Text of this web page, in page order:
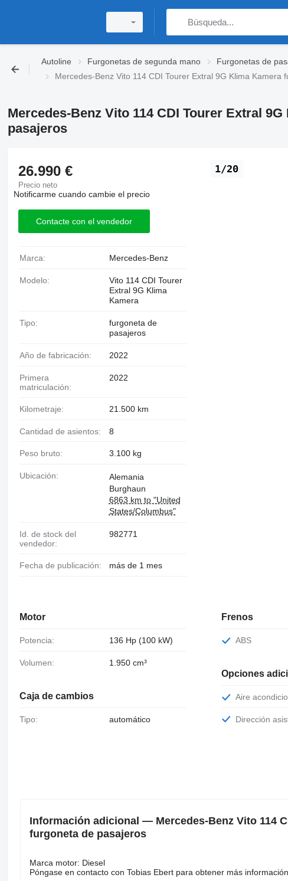
Autoline Furgonetas de segunda mano Furgonetas de
Mercedes-Benz Vito 114 CDI Tourer Extral 9G Klima Kamera
Mercedes-Benz Vito 114 CDI Tourer Extral
pasajeros
1/20
26.990 €
Precio neto
Notificarme cuando cambie el precio
Contacte con el vendedor
Marca: Mercedes-Benz
Modelo:
Vito 114 CDI Tourer
Extral 9G Klima
Kamera
Tipo:
furgoneta de
pasajeros
Año de fabricación: 2022
Primera
matriculación:
2022
Kilometraje: 21.500 km
Cantidad de asientos: 8
Peso bruto: 3.100 kg
Ubicación:
Alemania
Burghaun
6863 km to "United
States/Columbus"
Id. de stock del
vendedor:
982771
Fecha de publicación: más de 1 mes
Motor
Potencia: 136 Hp (100 kW)
Volumen: 1.950 cm³
Caja de cambios
Tipo: automático
Frenos
ABS
Opciones
Aire
Dirección
Información adicional — Mercedes-Benz Vito 114
furgoneta de pasajeros
Marca motor: Diesel
Póngase en contacto con Tobias Ebert para obtener más